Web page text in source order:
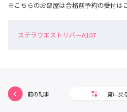
※こちらのお部屋は合格前予約の受付は
ステラウエストリバーA107
前の記事 一覧に戻